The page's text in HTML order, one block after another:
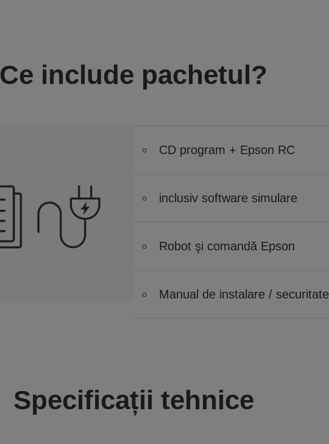
Ce include pachetul?
CD program + Epson RC
inclusiv software simulare
Robot şi comandă Epson
Manual de instalare / securitate
Specificații tehnice